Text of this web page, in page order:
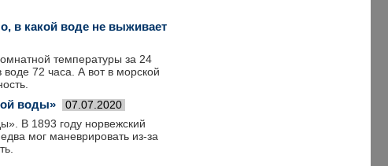
в какой воде не выживает
температуры за 24
72 часа. А вот в морской
воды» 07.07.2020
В 1893 году норвежский
мог маневрировать из-за